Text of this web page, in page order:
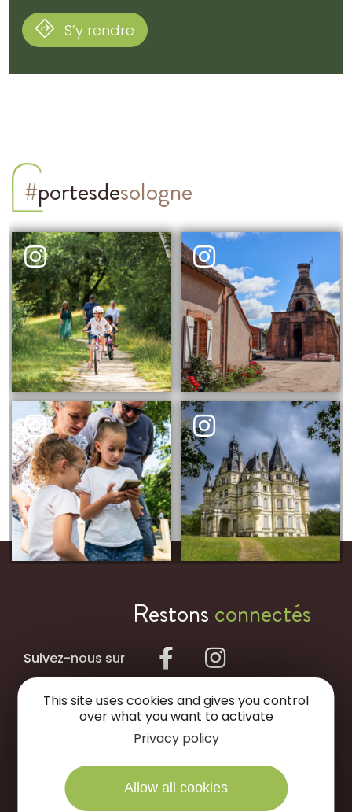
S’y rendre
#portesdesologne
Restonsconnectés
Suivez-nous sur
NOUS ÉCRIRE
NOUS APPELER
This site uses cookies and gives you control
over what you want to activate
Privacy policy
Allow all cookies